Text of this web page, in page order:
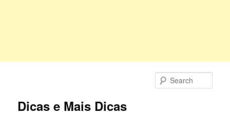
Dicas e Mais Dicas